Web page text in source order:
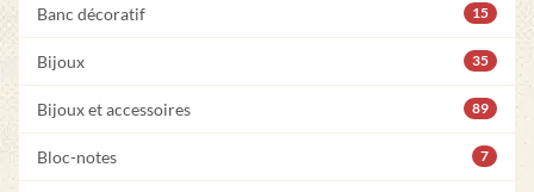
Banc décoratif 15
Bijoux 35
Bijoux et accessoires 89
Bloc-notes 7